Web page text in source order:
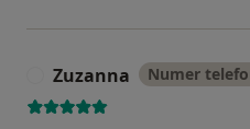
Zuzanna Numer